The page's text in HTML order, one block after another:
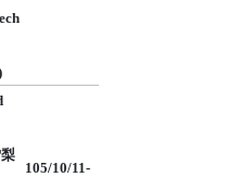
105/10/11-